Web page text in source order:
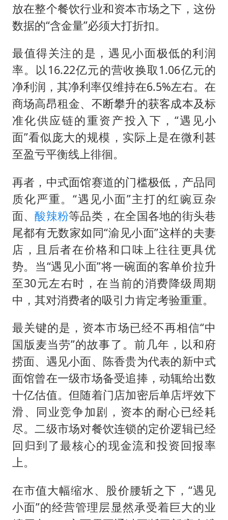
放在整个餐饮行业和资本市场之下，这份
数据的“含金量”必须大打折扣。
最值得关注的是，遇见小面极低的利润
率。以16.22亿元的营收换取1.06亿元的
净利润，其净利率仅维持在6.5%左右。在
商场高昂租金、不断攀升的获客成本及标
准化供应链的重资产投入下，“遇见小
面”看似庞大的规模，实际上是在微利甚
至盈亏平衡线上徘徊。
再者，中式面馆赛道的门槛极低，产品同
质化严重。“遇见小面”主打的红豌豆杂
面、酸辣粉等品类，在全国各地的街头巷
尾都有无数家如同“渝见小面”这样的夫妻
店，且后者在价格和口味上往往更具优
势。当“遇见小面”将一碗面的客单价拉升
至30元左右时，在当前的消费降级周期
中，其对消费者的吸引力肯定考验重重。
最关键的是，资本市场已经不再相信“中
国版麦当劳”的故事了。前几年，以和府
捞面、遇见小面、陈香贵为代表的新中式
面馆曾在一级市场备受追捧，动辄给出数
十亿估值。但随着门店加密后单店坪效下
滑、同业竞争加剧，资本的耐心已经耗
尽。二级市场对餐饮连锁的定价逻辑已经
回归到了最核心的现金流和投资回报率
上。
在市值大幅缩水、股价腰斩之下，“遇见
小面”的经营管理层显然承受着巨大的业